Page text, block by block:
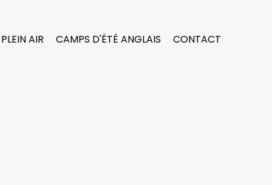
AIR CAMPS D'ÉTÉ ANGLAIS CONTACT